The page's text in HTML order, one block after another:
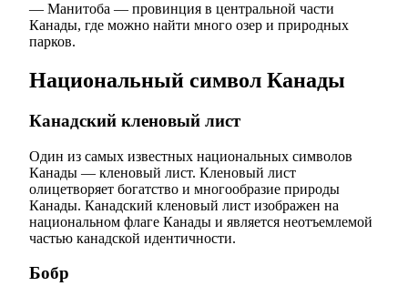
— Манитоба — провинция в центральной части
Канады, где можно найти много озер и природных
парков.
Национальный символ Канады
Канадский кленовый лист
Один из самых известных национальных символов
Канады — кленовый лист. Кленовый лист
олицетворяет богатство и многообразие природы
Канады. Канадский кленовый лист изображен на
национальном флаге Канады и является неотъемлемой
частью канадской идентичности.
Бобр